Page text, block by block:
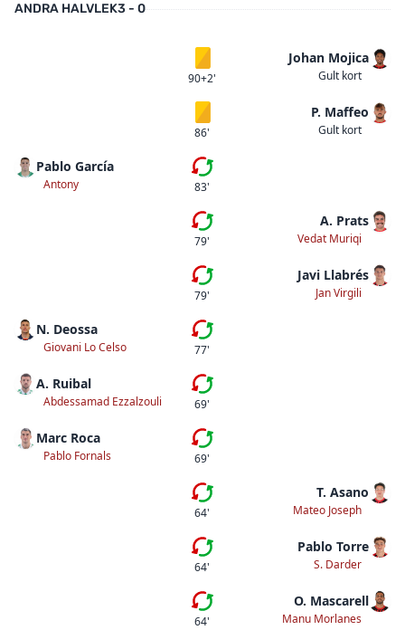
ANDRA HALVLEK3 - 0
Gult kort
90+2'
Johan Mojica
Gult kort
Gult kort
86'
P. Maffeo
Gult kort
Pablo García
Antony
Femte bytet
83'
Femte bytet
79'
A. Prats
Vedat Muriqi
Fjärde bytet
79'
Javi Llabrés
Jan Virgili
N. Deossa
Giovani Lo Celso
Fjärde bytet
77'
A. Ruibal
Abdessamad Ezzalzouli
Tredje bytet
69'
Marc Roca
Pablo Fornals
Andra bytet
69'
Tredje bytet
64'
T. Asano
Mateo Joseph
Andra bytet
64'
Pablo Torre
S. Darder
Första bytet
64'
O. Mascarell
Manu Morlanes